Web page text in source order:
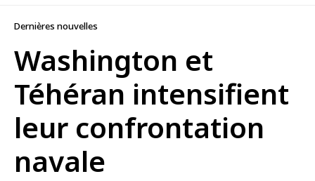
Dernières nouvelles
Washington et
Téhéran intensifient
leur confrontation
navale